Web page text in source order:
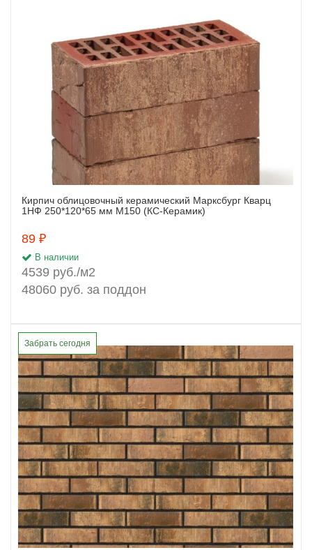
Заказать
Кирпич облицовочный керамический Марксбург Кварц
1НФ 250*120*65 мм М150 (КС-Керамик)
89 ₽
В наличии
4539 руб./м2
48060 руб. за поддон
Забрать сегодня